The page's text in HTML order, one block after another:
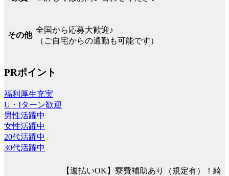
その他
全国から応募大歓迎♪
（ご自宅からの通勤も可能です）
PRポイント
福利厚生充実
U・Iターン歓迎
男性活躍中
女性活躍中
20代活躍中
30代活躍中
【週払いOK】寮費補助あり（規定有）！綺